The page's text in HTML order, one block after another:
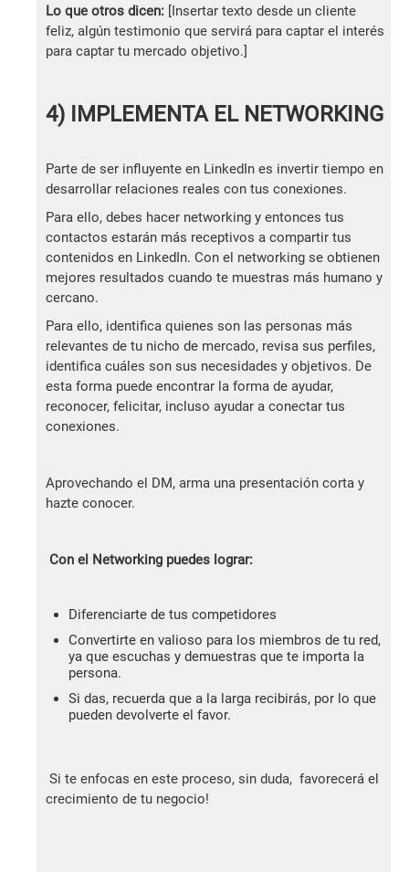
Lo que otros dicen: [Insertar texto desde un cliente
feliz, algún testimonio que servirá para captar el interés
para captar tu mercado objetivo.]
4) IMPLEMENTA EL NETWORKING
Parte de ser influyente en LinkedIn es invertir tiempo en
desarrollar relaciones reales con tus conexiones.
Para ello, debes hacer networking y entonces tus
contactos estarán más receptivos a compartir tus
contenidos en LinkedIn. Con el networking se obtienen
mejores resultados cuando te muestras más humano y
cercano.
Para ello, identifica quienes son las personas más
relevantes de tu nicho de mercado, revisa sus perfiles,
identifica cuáles son sus necesidades y objetivos. De
esta forma puede encontrar la forma de ayudar,
reconocer, felicitar, incluso ayudar a conectar tus
conexiones.
Aprovechando el DM, arma una presentación corta y
hazte conocer.
Con el Networking puedes lograr:
Diferenciarte de tus competidores
Convertirte en valioso para los miembros de tu red,
ya que escuchas y demuestras que te importa la
persona.
Si das, recuerda que a la larga recibirás, por lo que
pueden devolverte el favor.
Si te enfocas en este proceso, sin duda, favorecerá el
crecimiento de tu negocio!